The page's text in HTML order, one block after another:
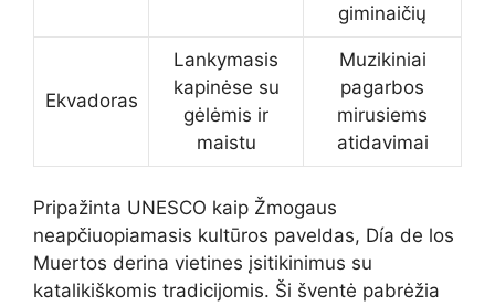
giminaičių
Ekvadoras
Lankymasis
kapinėse su
gėlėmis ir
maistu
Muzikiniai
pagarbos
mirusiems
atidavimai
Pripažinta UNESCO kaip Žmogaus
neapčiuopiamasis kultūros paveldas, Día de los
Muertos derina vietines įsitikinimus su
katalikiškomis tradicijomis. Ši šventė pabrėžia